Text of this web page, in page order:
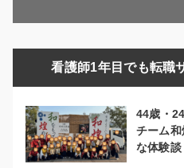
看護師1年目でも転職
44歳・
チーム
な体験談